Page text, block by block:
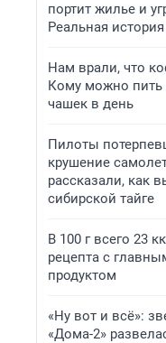
портит жилье и
Реальная история
Нам врали, что
Кому можно пить
чашек в день
Пилоты
крушение
рассказали, как
сибирской тайге
В 100 г всего 23
рецепта с
продуктом
«Ну вот и всё»:
«Дома-2»